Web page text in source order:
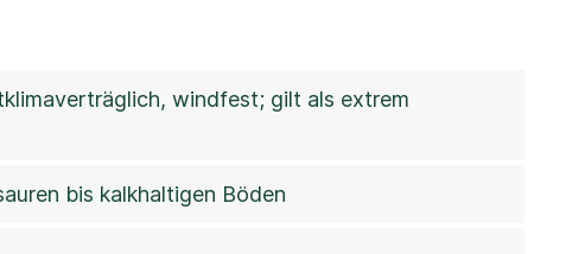
windfest; gilt als extrem
bis kalkhaltigen Böden